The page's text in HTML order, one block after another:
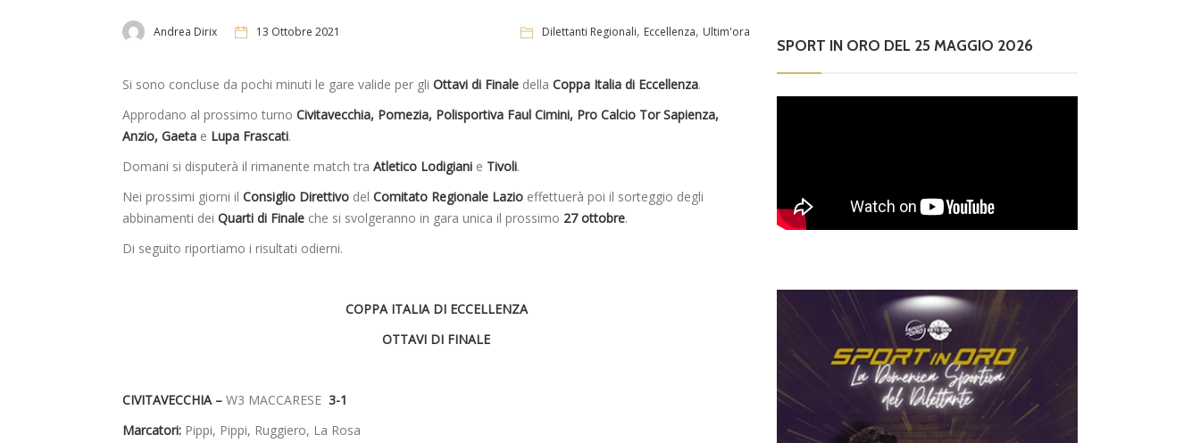
Andrea Dirix 13 Ottobre 2021 Dilettanti Regionali, Eccellenza, Ultim'ora
Si sono concluse da pochi minuti le gare valide per gli Ottavi di Finale della Coppa Italia di Eccellenza.
Approdano al prossimo turno Civitavecchia, Pomezia, Polisportiva Faul Cimini, Pro Calcio Tor Sapienza,
Anzio, Gaeta e Lupa Frascati.
Domani si disputerà il rimanente match tra Atletico Lodigiani e Tivoli.
Nei prossimi giorni il Consiglio Direttivo del Comitato Regionale Lazio effettuerà poi il sorteggio degli
abbinamenti dei Quarti di Finale che si svolgeranno in gara unica il prossimo 27 ottobre.
Di seguito riportiamo i risultati odierni.
COPPA ITALIA DI ECCELLENZA
OTTAVI DI FINALE
CIVITAVECCHIA – W3 MACCARESE 3-1
Marcatori: Pippi, Pippi, Ruggiero, La Rosa
SPORT IN ORO DEL 25 MAGGIO 2026